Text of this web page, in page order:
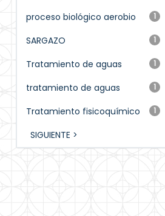
1
proceso biológico aerobio
1
SARGAZO
1
Tratamiento de aguas
1
tratamiento de aguas
1
Tratamiento fisicoquímico
SIGUIENTE >